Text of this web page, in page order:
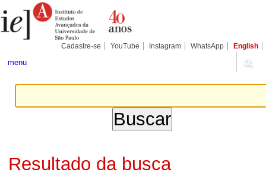
para
conteúdo.
Pessoais
Cadastre-se YouTube Instagram WhatsApp English
menu
Resultado da busca